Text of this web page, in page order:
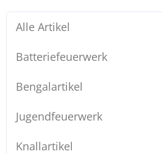
Alle Artikel
Batteriefeuerwerk
Bengalartikel
Jugendfeuerwerk
Knallartikel